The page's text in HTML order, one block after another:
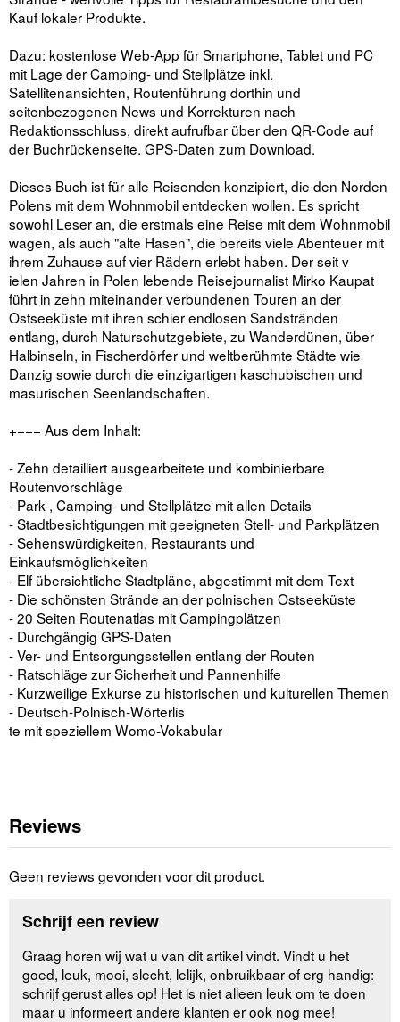
Kauf lokaler Produkte.
Dazu: kostenlose Web-App für Smartphone, Tablet und PC
mit Lage der Camping- und Stellplätze inkl.
Satellitenansichten, Routenführung dorthin und
seitenbezogenen News und Korrekturen nach
Redaktionsschluss, direkt aufrufbar über den QR-Code auf
der Buchrückenseite. GPS-Daten zum Download.
Dieses Buch ist für alle Reisenden konzipiert, die den Norden
Polens mit dem Wohnmobil entdecken wollen. Es spricht
sowohl Leser an, die erstmals eine Reise mit dem Wohnmobil
wagen, als auch "alte Hasen", die bereits viele Abenteuer mit
ihrem Zuhause auf vier Rädern erlebt haben. Der seit v
ielen Jahren in Polen lebende Reisejournalist Mirko Kaupat
führt in zehn miteinander verbundenen Touren an der
Ostseeküste mit ihren schier endlosen Sandstränden
entlang, durch Naturschutzgebiete, zu Wanderdünen, über
Halbinseln, in Fischerdörfer und weltberühmte Städte wie
Danzig sowie durch die einzigartigen kaschubischen und
masurischen Seenlandschaften.
++++ Aus dem Inhalt:
- Zehn detailliert ausgearbeitete und kombinierbare
Routenvorschläge
- Park-, Camping- und Stellplätze mit allen Details
- Stadtbesichtigungen mit geeigneten Stell- und Parkplätzen
- Sehenswürdigkeiten, Restaurants und
Einkaufsmöglichkeiten
- Elf übersichtliche Stadtpläne, abgestimmt mit dem Text
- Die schönsten Strände an der polnischen Ostseeküste
- 20 Seiten Routenatlas mit Campingplätzen
- Durchgängig GPS-Daten
- Ver- und Entsorgungsstellen entlang der Routen
- Ratschläge zur Sicherheit und Pannenhilfe
- Kurzweilige Exkurse zu historischen und kulturellen Themen
- Deutsch-Polnisch-Wörterlis
te mit speziellem Womo-Vokabular
Reviews
Geen reviews gevonden voor dit product.
Schrijf een review
Graag horen wij wat u van dit artikel vindt. Vindt u het
goed, leuk, mooi, slecht, lelijk, onbruikbaar of erg handig:
schrijf gerust alles op! Het is niet alleen leuk om te doen
maar u informeert andere klanten er ook nog mee!